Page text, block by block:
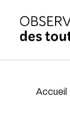
Accueil